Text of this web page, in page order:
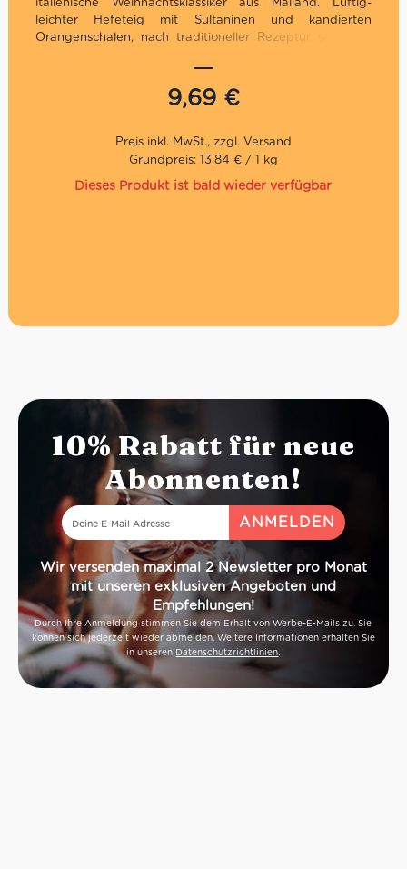
leichter Hefeteig mit Sultaninen und kandierten
Orangenschalen, nach traditioneller Rezeptur seit 1919.
Traditionelles Geschenk zu Weihnachten
Direkt aus Italien
9,69 €
Grundpreis: 13,84 € / 1 kg
Dieses Produkt ist bald wieder verfügbar
10% Rabatt für neue
Abonnenten!
Wir versenden maximal 2 Newsletter pro Monat
mit unseren exklusiven Angeboten und
Empfehlungen!
Durch Ihre Anmeldung stimmen Sie dem Erhalt von Werbe-E-Mails zu. Sie
können sich jederzeit wieder abmelden. Weitere Informationen erhalten Sie
in unseren Datenschutzrichtlinien